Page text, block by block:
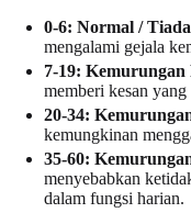
0-6: Normal /
mengalami gejala
7-19: Kemurungan
memberi kesan
20-34:
kemungkinan
35-60:
menyebabkan
dalam fungsi harian.